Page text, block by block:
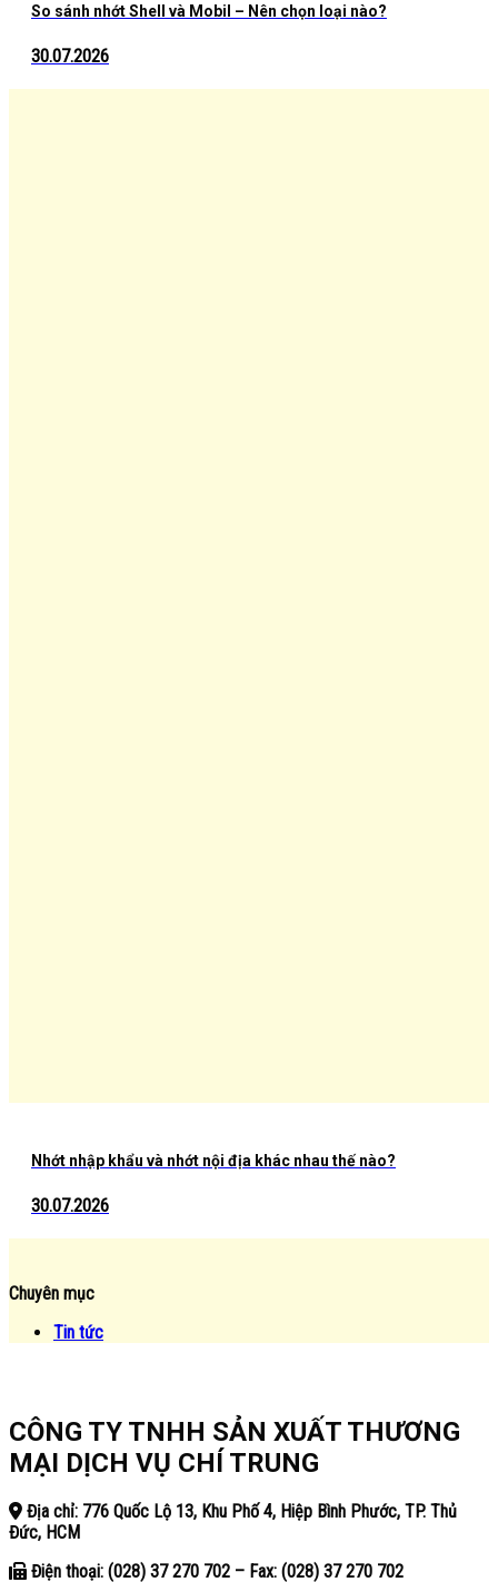
So sánh nhớt Shell và Mobil – Nên chọn loại nào?
30.07.2026
Nhớt nhập khẩu và nhớt nội địa khác nhau thế nào?
30.07.2026
Chuyên mục
Tin tức
CÔNG TY TNHH SẢN XUẤT THƯƠNG
MẠI DỊCH VỤ CHÍ TRUNG
Địa chỉ: 776 Quốc Lộ 13, Khu Phố 4, Hiệp Bình Phước, TP. Thủ
Đức, HCM
Điện thoại: (028) 37 270 702 – Fax: (028) 37 270 702